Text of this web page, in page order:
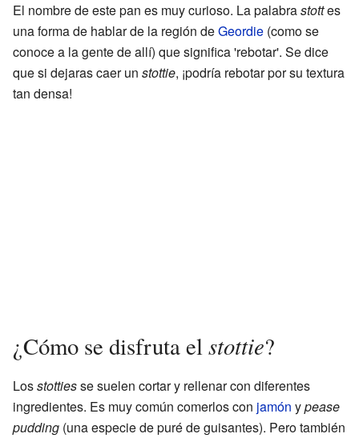
El nombre de este pan es muy curioso. La palabrastottes
una forma de hablar de la región deGeordie (como se
conoce a la gente de allí) que significa 'rebotar'. Se dice
que si dejaras caer un stottie, ¡podría rebotar por su textura
tan densa!
¿Cómo se disfruta elstottie?
Losstottiesse suelen cortar y rellenar con diferentes
ingredientes. Es muy común comerlos con jamón ypease
pudding (una especie de puré de guisantes). Pero también